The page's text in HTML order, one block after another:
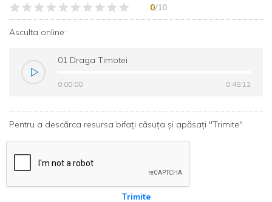
0/10
Asculta online:
01 Draga Timotei
0:00:00 0:45:12
0:00:00 0:45:12
Pentru a descărca resursa bifați căsuța și apăsați "Trimite"
Trimite